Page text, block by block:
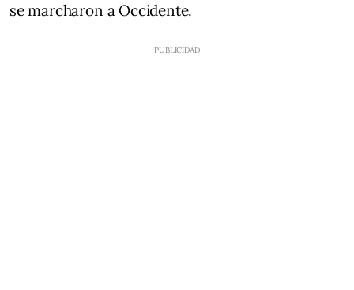
se marcharon a Occidente.